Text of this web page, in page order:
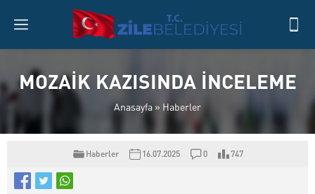
MOZAİK KAZISINDA İNCELEME
Anasayfa » Haberler
Haberler 16.07.2025 0 747